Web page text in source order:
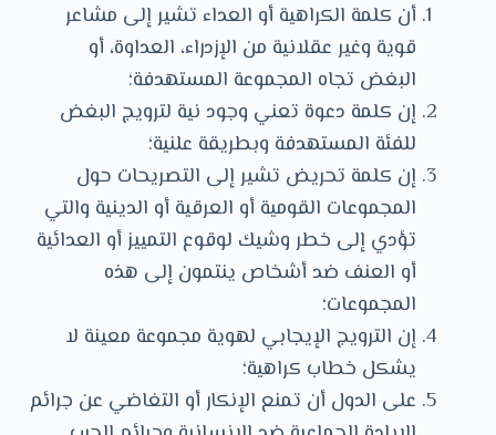
أن كلمة الكراهية أو العداء تشير إلى مشاعر
قوية وغير عقلانية من الإزدراء، العداوة، أو
البغض تجاه المجموعة المستهدفة؛
إن كلمة دعوة تعني وجود نية لترويج البغض
للفئة المستهدفة وبطريقة علنية؛
إن كلمة تحريض تشير إلى التصريحات حول
المجموعات القومية أو العرقية أو الدينية والتي
تؤدي إلى خطر وشيك لوقوع التمييز أو العدائية
أو العنف ضد أشخاص ينتمون إلى هذه
المجموعات؛
إن الترويج الإيجابي لهوية مجموعة معينة لا
يشكل خطاب كراهية؛
على الدول أن تمنع الإنكار أو التغاضي عن جرائم